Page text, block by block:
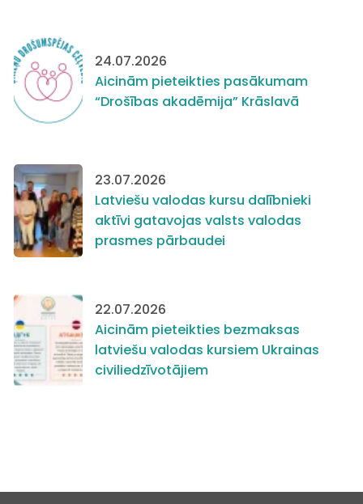
24.07.2026
Aicinām pieteikties pasākumam
“Drošības akadēmija” Krāslavā
23.07.2026
Latviešu valodas kursu dalībnieki
aktīvi gatavojas valsts valodas
prasmes pārbaudei
22.07.2026
Aicinām pieteikties bezmaksas
latviešu valodas kursiem Ukrainas
civiliedzīvotājiem